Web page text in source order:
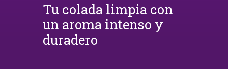
Tu colada limpia con
un aroma intenso y
duradero